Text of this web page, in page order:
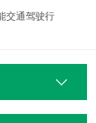
交通驾驶行